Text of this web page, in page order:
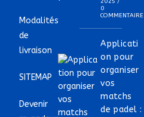
Modalités
de
livraison
SITEMAP
Devenir
0
COMMENTAIRE
Applicati
on pour
organiser
vos
matchs
de padel :